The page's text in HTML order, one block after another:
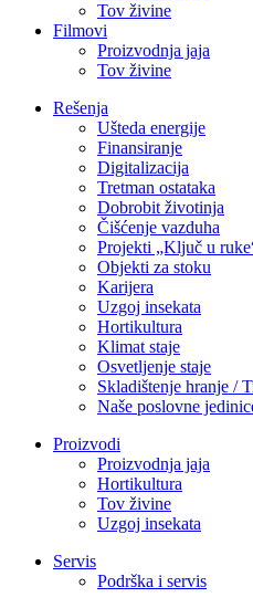
Tov živine
Filmovi
Proizvodnja jaja
Tov živine
Rešenja
Ušteda energije
Finansiranje
Digitalizacija
Tretman ostataka
Dobrobit životinja
Čišćenje vazduha
Projekti „Ključ u
Objekti za stoku
Karijera
Uzgoj insekata
Hortikultura
Klimat staje
Osvetljenje staje
Skladištenje hranje /
Naše poslovne
Proizvodi
Proizvodnja jaja
Hortikultura
Tov živine
Uzgoj insekata
Servis
Podrška i servis